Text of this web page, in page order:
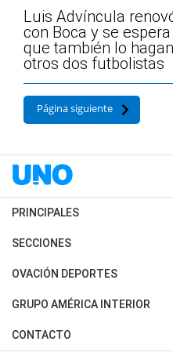
Luis Advíncula
con Boca y se espera
que también lo hagan
otros dos futbolistas
Página siguiente
PRINCIPALES
Últimas Noticias
Política
Judiciales
SECCIONES
Horóscopo
Motores
Trucos caseros
OVACIÓN DEPORTES
Fútbol
Mundial
GRUPO AMÉRICA INTERIOR
Canal 7 en Vivo
CONTACTO